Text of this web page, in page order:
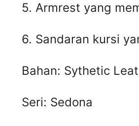
5. Armrest yang
6. Sandaran kursi
Bahan: Sythetic
Seri: Sedona